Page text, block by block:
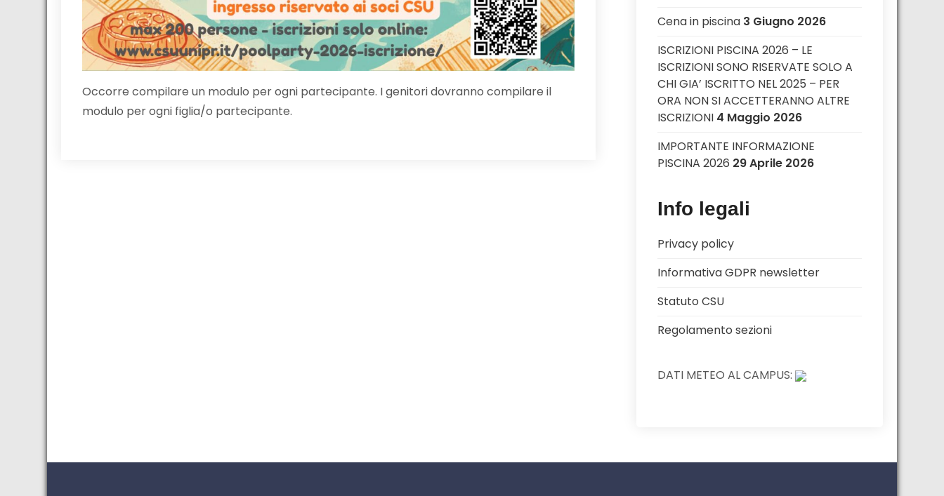
Occorre compilare un modulo per ogni partecipante. I genitori dovranno compilare il
modulo per ogni figlia/o partecipante.
Cena in piscina 3 Giugno 2026
ISCRIZIONI PISCINA 2026 – LE
ISCRIZIONI SONO RISERVATE SOLO A
CHI GIA’ ISCRITTO NEL 2025 – PER
ORA NON SI ACCETTERANNO ALTRE
ISCRIZIONI 4 Maggio 2026
IMPORTANTE INFORMAZIONE
PISCINA 2026 29 Aprile 2026
Info legali
Privacy policy
Informativa GDPR newsletter
Statuto CSU
Regolamento sezioni
DATI METEO AL CAMPUS: